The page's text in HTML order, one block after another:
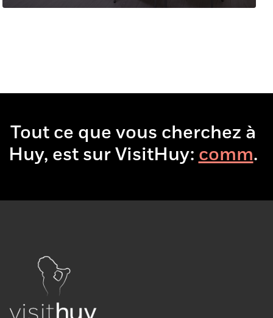
Tout ce que vous cherchez à
Huy, est sur VisitHuy:.